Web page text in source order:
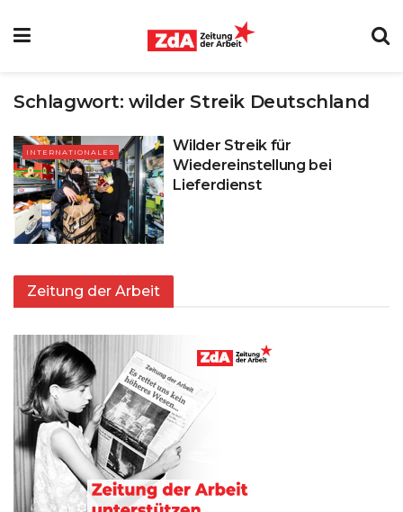
Schlagwort:wilder Streik Deutschland
INTERNATIONALES
Wilder Streik für
Wiedereinstellung bei
Lieferdienst
Zeitung der Arbeit